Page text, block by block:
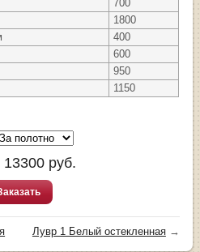
700
1800
400
600
950
1150
13300 руб.
Лувр 1 Белый остекленная→